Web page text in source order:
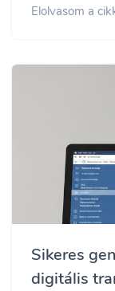
Elolvasom a
Sikeres
digitális